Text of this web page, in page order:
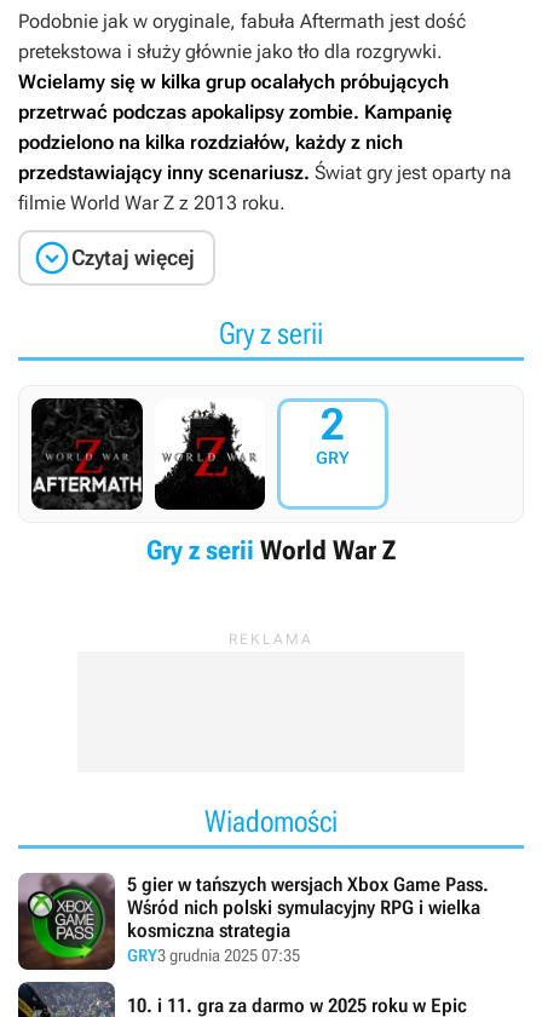
Podobnie jak w oryginale, fabuła Aftermath jest dość
pretekstowa i służy głównie jako tło dla rozgrywki.
Wcielamy się w kilka grup ocalałych próbujących
przetrwać podczas apokalipsy zombie. Kampanię
podzielono na kilka rozdziałów, każdy z nich
przedstawiający inny scenariusz. Świat gry jest oparty na
filmie World War Z z 2013 roku.
Czytaj więcej
Gry z serii
2
GRY
Gry z serii World War Z
Wiadomości
5 gier w tańszych wersjach Xbox Game Pass.
Wśród nich polski symulacyjny RPG i wielka
kosmiczna strategia
GRY3 grudnia 2025 07:35
10. i 11. gra za darmo w 2025 roku w Epic